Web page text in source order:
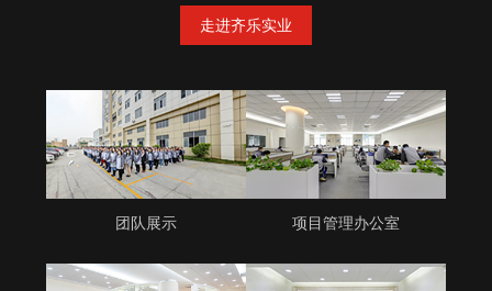
走进齐乐实业
团队展示 项目管理办公室